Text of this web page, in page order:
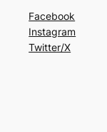
Facebook
Instagram
Twitter/X